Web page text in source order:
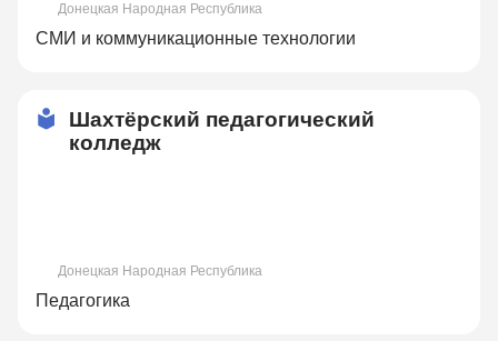
Донецкая Народная Республика
СМИ и коммуникационные технологии
Шахтёрский педагогический
колледж
Донецкая Народная Республика
Педагогика